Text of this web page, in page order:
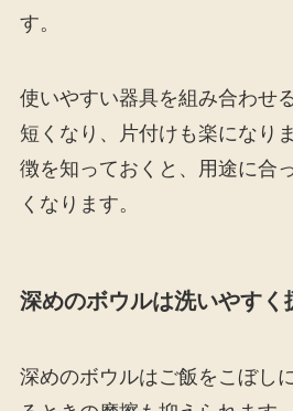
す。
使いやすい器具を組み合わせ
短くなり、片付けも楽になり
徴を知っておくと、用途に合
くなります。
深めのボウルは洗いやすく
深めのボウルはご飯をこぼし